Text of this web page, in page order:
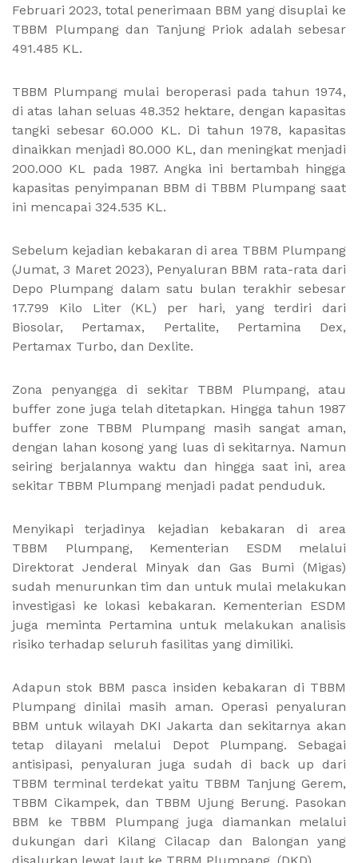
Februari 2023, total penerimaan BBM yang disuplai ke
TBBM Plumpang dan Tanjung Priok adalah sebesar
491.485 KL.
TBBM Plumpang mulai beroperasi pada tahun 1974,
di atas lahan seluas 48.352 hektare, dengan kapasitas
tangki sebesar 60.000 KL. Di tahun 1978, kapasitas
dinaikkan menjadi 80.000 KL, dan meningkat menjadi
200.000 KL pada 1987. Angka ini bertambah hingga
kapasitas penyimpanan BBM di TBBM Plumpang saat
ini mencapai 324.535 KL.
Sebelum kejadian kebakaran di area TBBM Plumpang
(Jumat, 3 Maret 2023), Penyaluran BBM rata-rata dari
Depo Plumpang dalam satu bulan terakhir sebesar
17.799 Kilo Liter (KL) per hari, yang terdiri dari
Biosolar, Pertamax, Pertalite, Pertamina Dex,
Pertamax Turbo, dan Dexlite.
Zona penyangga di sekitar TBBM Plumpang, atau
buffer zone juga telah ditetapkan. Hingga tahun 1987
buffer zone TBBM Plumpang masih sangat aman,
dengan lahan kosong yang luas di sekitarnya. Namun
seiring berjalannya waktu dan hingga saat ini, area
sekitar TBBM Plumpang menjadi padat penduduk.
Menyikapi terjadinya kejadian kebakaran di area
TBBM Plumpang, Kementerian ESDM melalui
Direktorat Jenderal Minyak dan Gas Bumi (Migas)
sudah menurunkan tim dan untuk mulai melakukan
investigasi ke lokasi kebakaran. Kementerian ESDM
juga meminta Pertamina untuk melakukan analisis
risiko terhadap seluruh fasilitas yang dimiliki.
Adapun stok BBM pasca insiden kebakaran di TBBM
Plumpang dinilai masih aman. Operasi penyaluran
BBM untuk wilayah DKI Jakarta dan sekitarnya akan
tetap dilayani melalui Depot Plumpang. Sebagai
antisipasi, penyaluran juga sudah di back up dari
TBBM terminal terdekat yaitu TBBM Tanjung Gerem,
TBBM Cikampek, dan TBBM Ujung Berung. Pasokan
BBM ke TBBM Plumpang juga diamankan melalui
dukungan dari Kilang Cilacap dan Balongan yang